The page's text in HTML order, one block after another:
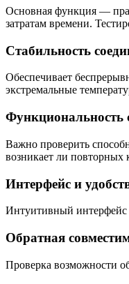
Основная функция —
затратам времени.
Стабильность
Обеспечивает
экстремальные
Функциональность
Важно проверить
возникает ли повторных
Интерфейс и
Интуитивный интерфейс
Обратная
Проверка возможности